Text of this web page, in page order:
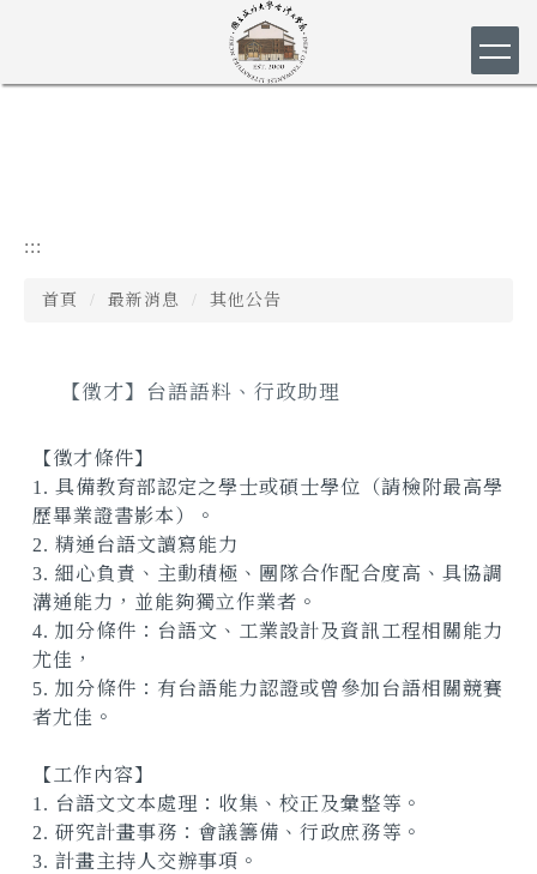
要
:::
首頁 最新消息 其他公告
【徵才】台語語料、行政助理
【徵才條件】
1. 具備教育部認定之學士或碩士學位（請檢附最高學
歷畢業證書影本）。
2. 精通台語文讀寫能力
3. 細心負責、主動積極、團隊合作配合度高、具協調
溝通能力，並能夠獨立作業者。
4. 加分條件：台語文、工業設計及資訊工程相關能力
尤佳，
5. 加分條件：有台語能力認證或曾參加台語相關競賽
者尤佳。
【工作內容】
1. 台語文文本處理：收集、校正及彙整等。
2. 研究計畫事務：會議籌備、行政庶務等。
3. 計畫主持人交辦事項。